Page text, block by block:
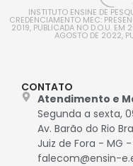
INSTITUTO ENSINE DE
CREDENCIAMENTO MEC:
2019, PUBLICADA NO D.O.U.
AGOSTO DE 2022,
CONTATO
Atendimento e
Segunda a sexta,
Av. Barão do Rio
Juiz de Fora - MG
falecom@ensin-